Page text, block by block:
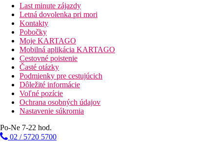
Last minute zájazdy
Letná dovolenka pri mori
Kontakty
Pobočky
Moje KARTAGO
Mobilná aplikácia KARTAGO
Cestovné poistenie
Časté otázky
Podmienky pre cestujúcich
Dôležité informácie
Voľné pozície
Ochrana osobných údajov
Nastavenie súkromia
Po-Ne 7-22 hod.
02 / 5720 5700